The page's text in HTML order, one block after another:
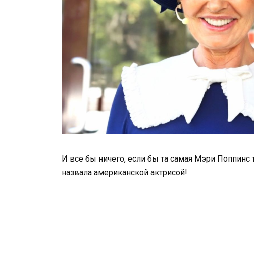
И все бы ничего, если бы та самая Мэри Поппинс
назвала американской актрисой!